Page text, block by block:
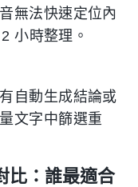
無法快速定位內
小時整理。
自動生成結論或
文字中篩選重
比：誰最適合